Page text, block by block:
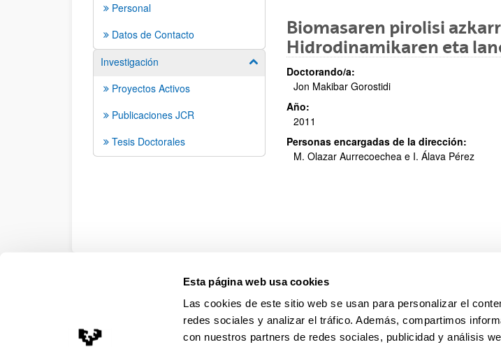
Esta página web usa cookies
Las cookies de este sitio web se usan para personalizar el
redes sociales y analizar el tráfico. Además, compartimos
con nuestros partners de redes sociales, publicidad y análisis
Personal
Datos de Contacto
Investigación
Mostrar/ocultar subpáginas
Proyectos Activos
Publicaciones JCR
Tesis Doctorales
Biomasaren pirolisi
Hidrodinamikaren eta
Doctorando/a:
Jon Makibar Gorostidi
Año:
2011
Personas encargadas de la dirección:
M. Olazar Aurrecoechea e I. Álava Pérez
Información legal Contacto Mapa